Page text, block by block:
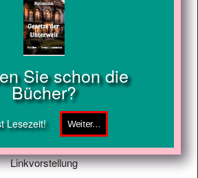
Sie schon die
Bücher?
Lesezeit!
Linkvorstellung